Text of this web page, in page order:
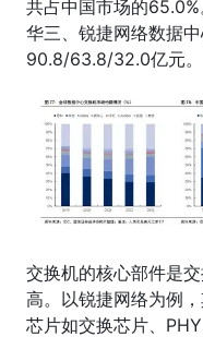
共占中国市场的
华三、锐捷网络数据
90.8/63.8/32.0亿元。
交换机的核心部件是
高。以锐捷网络为例
芯片如交换芯片、